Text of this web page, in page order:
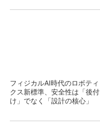
フィジカルAI時代のロボティ
クス新標準、安全性は「後付
け」でなく「設計の核心」